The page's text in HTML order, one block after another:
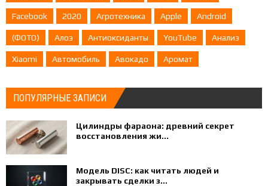
Facebook 2020 Агротехника Apple Android
(ФОТО) Алоэ Антиоксиданты YouTube Анализ
Xiaomi Автомобиль Авокадо Аромат
ПОПУЛЯРНЫЕ ЗАПИСИ
Цилиндры фараона: древний секрет
восстановления жи...
Модель DISC: как читать людей и
закрывать сделки з...